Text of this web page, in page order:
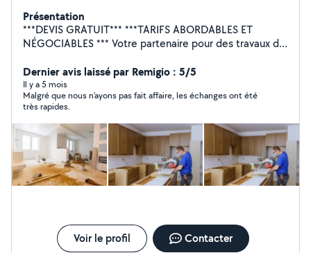
Présentation
***DEVIS GRATUIT*** ***TARIFS ABORDABLES ET
NÉGOCIABLES *** Votre partenaire pour des travaux de
remaniement. Menuiserie : pose portes, fenetre, baies
vitrées, véranda. Démolition et évacuation (camion,
mini-pelle, marteau piqueur, nacelles, échafaudage).
Plomberie et sanitaire : installation de salles de bains,
chaudières, ballons d'eau, cumulus, wc Maçonnerie :
travaux de fondations et de murs, dalle, chape,
rénovation façade, Carrelage/faience : pose et
rénovation. Plâtrerie : pose placo, bandes, faux
plafonds, finitions soignées, Peinture : services de
de façade, enduit, crépi, pose bardage, pose bois en
façade Revêtements de sol et mur : parquet, faience,
Dernier avis laissé par Remigio : 5/5
Il y a 5 mois
Malgré que nous n'ayons pas fait affaire, les échanges ont été
très rapides.
Voir le profil Contacter